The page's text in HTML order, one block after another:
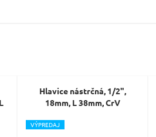
Hlavice nástrčná, 1/2",
18mm, L 38mm, CrV
VÝPREDAJ